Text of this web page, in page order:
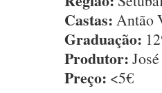
Castas: Antão
Graduação:
Produtor:
Preço: <5€